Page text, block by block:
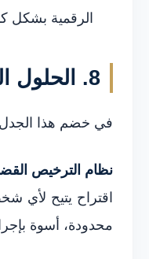
الرقمية بشكل
8. الحلول التوفيقية: مقترحات لتسوية النزاع
في خضم هذا
نظام الترخيص
اقتراح يتيح لأي
محدودة، أسوة